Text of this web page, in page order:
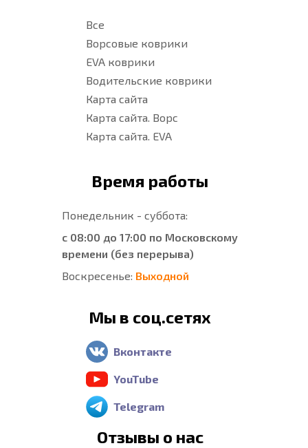
Все
Ворсовые коврики
EVA коврики
Водительские коврики
Карта сайта
Карта сайта. Ворс
Карта сайта. EVA
Время работы
Понедельник - суббота:
с 08:00 до 17:00 по Московскому
времени (без перерыва)
Воскресенье: Выходной
Мы в соц.сетях
Вконтакте
YouTube
Telegram
Отзывы о нас